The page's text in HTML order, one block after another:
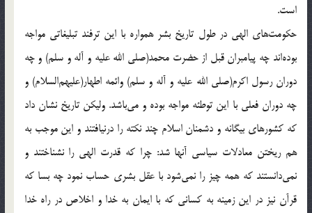
است.
حکومت‌هاى الهى در طول تاريخ بشر همواره با اين ترفند تبليغاتى مواجه
بوده‌اند چه پيامبران قبل از حضرت محمد(صلى الله عليه و آله و سلم) و چه
دوران رسول اکرم(صلى الله عليه و آله و سلم) وائمه اطهار(عليهم‌السلام) و
چه دوران فعلى با اين توطئه مواجه بوده و مى‌باشد. وليکن تاريخ نشان داد
که کشورهاى بيگانه و دشمنان اسلام چند نکته را درنيافتند و اين موجب به
هم ريختن معادلات سياسى آنها شد: چرا که قدرت الهى را نشناختند و
نمى‌دانستند که همه چيز را نمى‌شود با عقل بشرى حساب نمود چه بسا که
قرآن نيز در اين زمينه به کسانى که با ايمان به خدا و اخلاص در راه خدا